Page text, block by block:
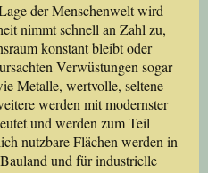
der Menschenwelt wird
nimmt schnell an Zahl zu,
konstant bleibt oder
Verwüstungen sogar
Metalle, wertvolle, seltene
werden mit modernster
und werden zum Teil
nutzbare Flächen werden in
und für industrielle